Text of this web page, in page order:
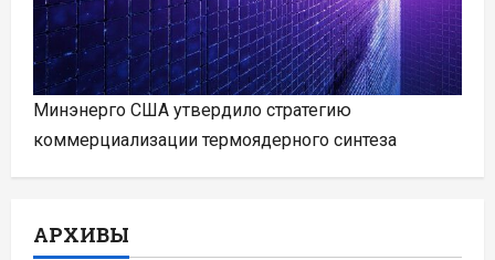
Минэнерго США утвердило стратегию
коммерциализации термоядерного синтеза
АРХИВЫ